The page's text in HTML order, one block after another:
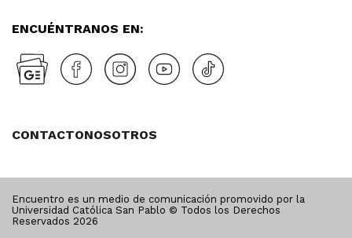
ENCUÉNTRANOS EN:
CONTACTONOSOTROS
Encuentro es un medio de comunicación promovido por la
Universidad Católica San Pablo © Todos los Derechos
Reservados 2026